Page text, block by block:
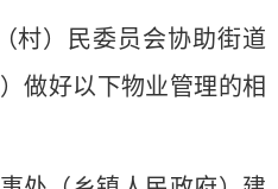
村）民委员会协助街道
做好以下物业管理的相